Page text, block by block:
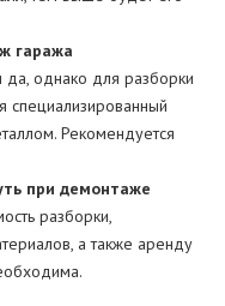
гаража
да, однако для разборки
специализированный
Рекомендуется
при демонтаже
разборки,
а также аренду